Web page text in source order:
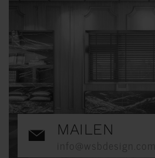
MAILEN
info@wsbdesign.com